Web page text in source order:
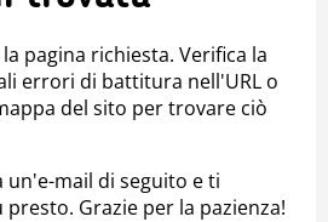
pagina richiesta. Verifica la
errori di battitura nell'URL o
del sito per trovare ciò
un'e-mail di seguito e ti
Grazie per la pazienza!